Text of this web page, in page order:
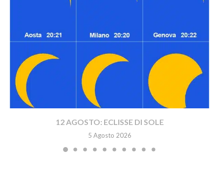
12 AGOSTO: ECLISSE DI SOLE
5 Agosto 2026